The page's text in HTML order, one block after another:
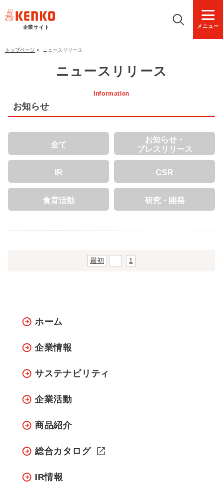
企業サイト メニュー
トップページ > ニュースリリース
ニュースリリース
Information
お知らせ
全て
お知らせ・
プレスリリース
IR CSR
食育活動 研究・開発
最初 1
ホーム
企業情報
サステナビリティ
企業活動
商品紹介
総合カタログ
IR情報